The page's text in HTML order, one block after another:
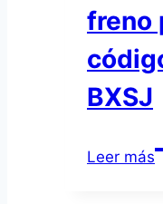
freno
BXSJ
Leer más